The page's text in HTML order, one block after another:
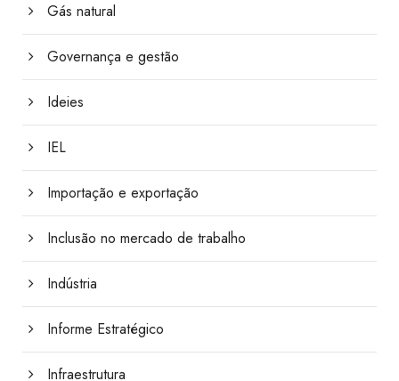
Gás natural
Governança e gestão
Ideies
IEL
Importação e exportação
Inclusão no mercado de trabalho
Indústria
Informe Estratégico
Infraestrutura